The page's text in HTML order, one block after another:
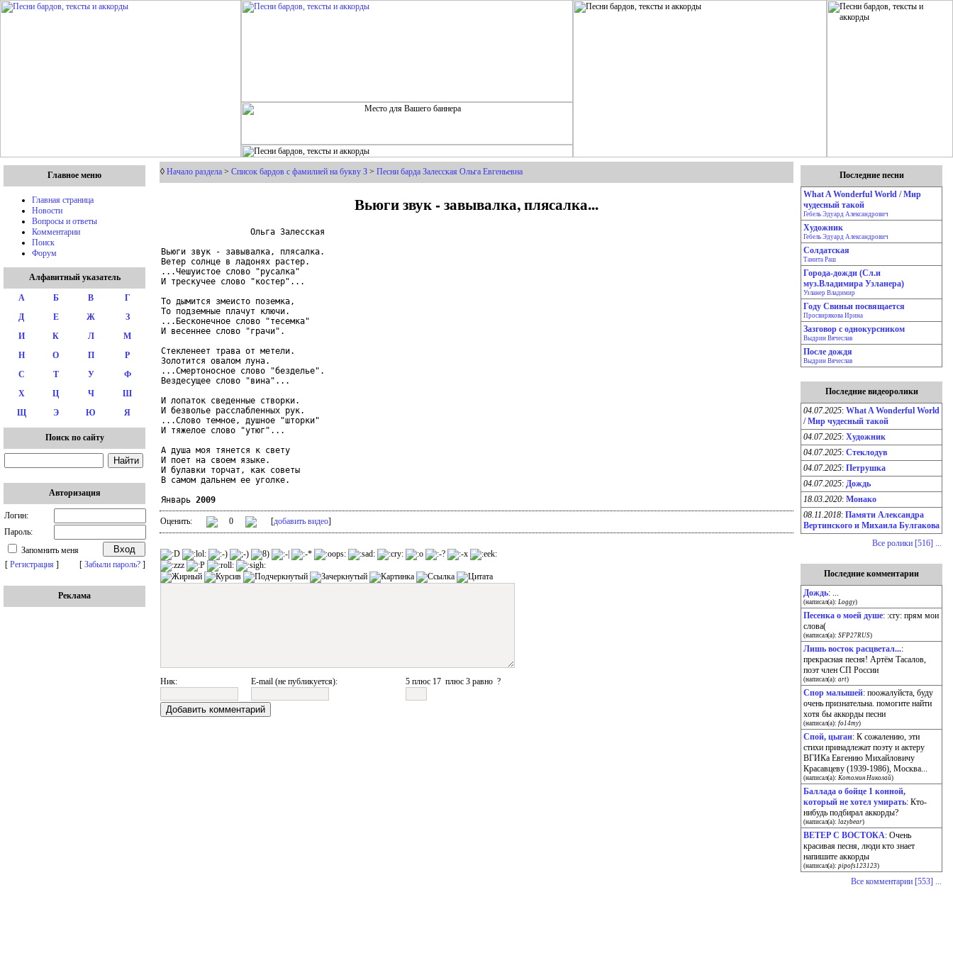
Главное меню
Главная страница
Новости
Вопросы и ответы
Комментарии
Поиск
Форум
Алфавитный указатель
А Б В
Г
Д
Е Ж
З
И
К Л
М
Н
О П
Р
С
Т У
Ф
Х
Ц Ч
Ш
Щ
Э Ю Я
Поиск по сайту
Авторизация
Логин:
Пароль:
Запомнить меня
[ Регистрация ] [ Забыли пароль? ]
Реклама
◊ Начало раздела > Список бардов с фамилией на букву З > Песни барда Залесская Ольга Евгеньевна
Вьюги звук - завывалка, плясалка...
                  Ольга Залесская
Вьюги звук - завывалка, плясалка.
Ветер солнце в ладонях растер.
...Чешуистое слово "русалка"
И трескучее слово "костер"...
То дымится змеисто поземка,
То подземные плачут ключи.
...Бесконечное слово "тесемка"
И весеннее слово "грачи".
Стекленеет трава от метели.
Золотится овалом луна.
...Смертоносное слово "безделье".
Вездесущее слово "вина"...
И лопаток сведенные створки.
И безволье расслабленных рук.
...Слово темное, душное "шторки"
И тяжелое слово "утюг"...
А душа моя тянется к свету
И поет на своем языке.
И булавки торчат, как советы
В самом дальнем ее уголке.
Январь 2009
Оценить: 0 [добавить видео]
Ник: E-mail (не публикуется): 5 плюс 17 плюс 3 равно ?
Последние песни
What A Wonderful World / Мир
чудесный такой
Гебель Эдуард Александрович
Художник
Гебель Эдуард Александрович
Солдатская
Танита Раш
Города-дожди (Сл.и
муз.Владимира Узланера)
Узланер Владимир
Году Свиньи посвящается
Просвирякова Ирина
Зазговор с однокурсником
Выдрин Вячеслав
После дождя
Выдрин Вячеслав
Последние видеоролики
04.07.2025: What A Wonderful World
/ Мир чудесный такой
04.07.2025: Художник
04.07.2025: Стеклодув
04.07.2025: Петрушка
04.07.2025: Дождь
18.03.2020: Монако
08.11.2018: Памяти Александра
Вертинского и Михаила Булгакова
Все ролики [516] ...
Последние комментарии
Дождь: ...
(написал(а): Loggy)
Песенка о моей душе: :cry: прям мои
слова(
(написал(а): SFP27RUS)
Лишь восток расцветал...:
прекрасная песня! Артём Тасалов,
поэт член СП России
(написал(а): art)
Спор малышей: поожалуйста, буду
очень признательна. помогите найти
хотя бы аккорды песни
(написал(а): fo14my)
Спой, цыган: К сожалению, эти
стихи принадлежат поэту и актеру
ВГИКа Евгению Михайловичу
Красавцеву (1939-1986), Москва...
(написал(а): Котомин Николай)
Баллада о бойце 1 конной,
который не хотел умирать: Кто-
нибудь подбирал аккорды?
(написал(а): lazybear)
ВЕТЕР С ВОСТОКА: Очень
красивая песня, люди кто знает
напишите аккорды
(написал(а): pipofs123123)
Все комментарии [553] ...